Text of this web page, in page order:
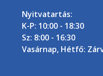
Nyitvatartás:
K-P: 10:00 - 18:30
Sz: 8:00 - 16:30
Vasárnap, Hétfő: